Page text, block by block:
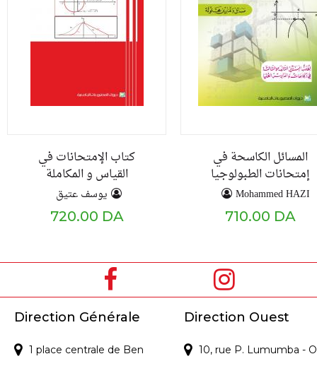
كتاب الإمتحانات في
القياس و المكاملة
يوسف عتيق
720.00 DA
المسائل الكاسحة في
إمتحانات الطبولوجيا
Mohammed HAZI
710.00 DA
Direction Générale
1 place centrale de Ben
Direction Ouest
10, rue P. Lumumba -